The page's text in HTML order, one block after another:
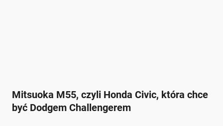
Mitsuoka M55, czyli Honda Civic, która chce
być Dodgem Challengerem